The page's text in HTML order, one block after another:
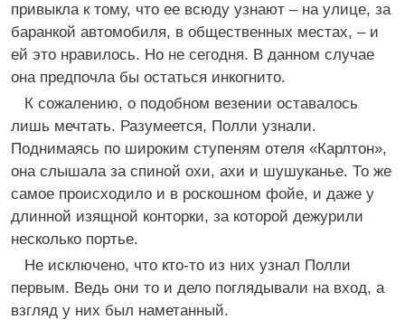
привыкла к тому, что ее всюду узнают – на улице, за
баранкой автомобиля, в общественных местах, – и
ей это нравилось. Но не сегодня. В данном случае
она предпочла бы остаться инкогнито.
К сожалению, о подобном везении оставалось
лишь мечтать. Разумеется, Полли узнали.
Поднимаясь по широким ступеням отеля «Карлтон»,
она слышала за спиной охи, ахи и шушуканье. То же
самое происходило и в роскошном фойе, и даже у
длинной изящной конторки, за которой дежурили
несколько портье.
Не исключено, что кто-то из них узнал Полли
первым. Ведь они то и дело поглядывали на вход, а
взгляд у них был наметанный.